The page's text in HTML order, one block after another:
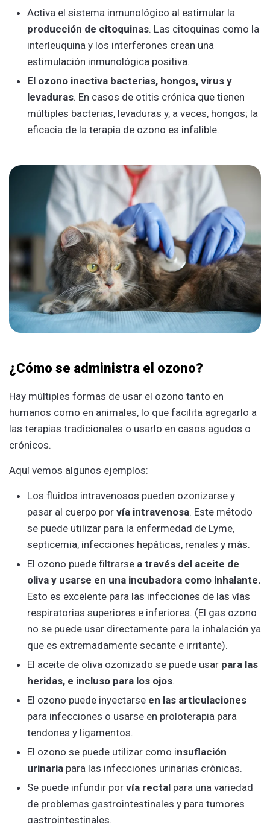
Activa el sistema inmunológico al estimular la
producción de citoquinas. Las citoquinas como la
interleuquina y los interferones crean una
estimulación inmunológica positiva.
El ozono inactiva bacterias, hongos, virus y
levaduras. En casos de otitis crónica que tienen
múltiples bacterias, levaduras y, a veces, hongos; la
eficacia de la terapia de ozono es infalible.
¿Cómo se administra el ozono?
Hay múltiples formas de usar el ozono tanto en
humanos como en animales, lo que facilita agregarlo a
las terapias tradicionales o usarlo en casos agudos o
crónicos.
Aquí vemos algunos ejemplos:
Los fluidos intravenosos pueden ozonizarse y
pasar al cuerpo por vía intravenosa. Este método
se puede utilizar para la enfermedad de Lyme,
septicemia, infecciones hepáticas, renales y más.
El ozono puede filtrarse a través del aceite de
oliva y usarse en una incubadora como inhalante.
Esto es excelente para las infecciones de las vías
respiratorias superiores e inferiores. (El gas ozono
no se puede usar directamente para la inhalación ya
que es extremadamente secante e irritante).
El aceite de oliva ozonizado se puede usar para las
heridas, e incluso para los ojos.
El ozono puede inyectarse en las articulaciones
para infecciones o usarse en proloterapia para
tendones y ligamentos.
El ozono se puede utilizar como insuflación
urinaria para las infecciones urinarias crónicas.
Se puede infundir por vía rectal para una variedad
de problemas gastrointestinales y para tumores
gastrointestinales.